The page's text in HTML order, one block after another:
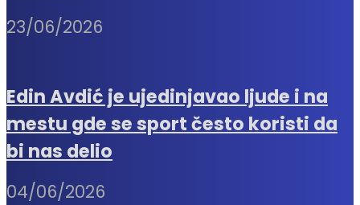
23/06/2026
Edin Avdić je ujedinjavao ljude i na
mestu gde se sport često koristi da
bi nas delio
04/06/2026